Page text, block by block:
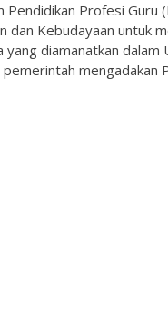
Profesi Guru
dan Kebudayaan untuk
yang diamanatkan
mengadakan